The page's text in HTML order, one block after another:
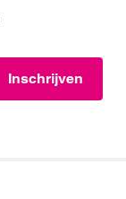
Inschrijven